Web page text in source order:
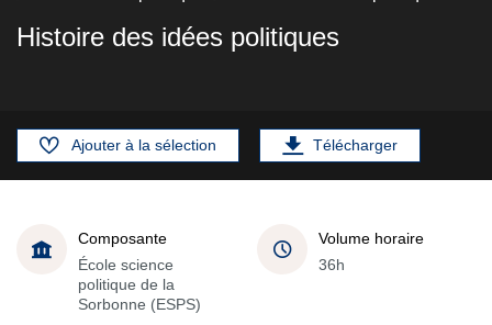
Histoire des idées politiques
Ajouter à la sélection Télécharger
Composante
École science
politique de la
Sorbonne (ESPS)
Volume horaire
36h